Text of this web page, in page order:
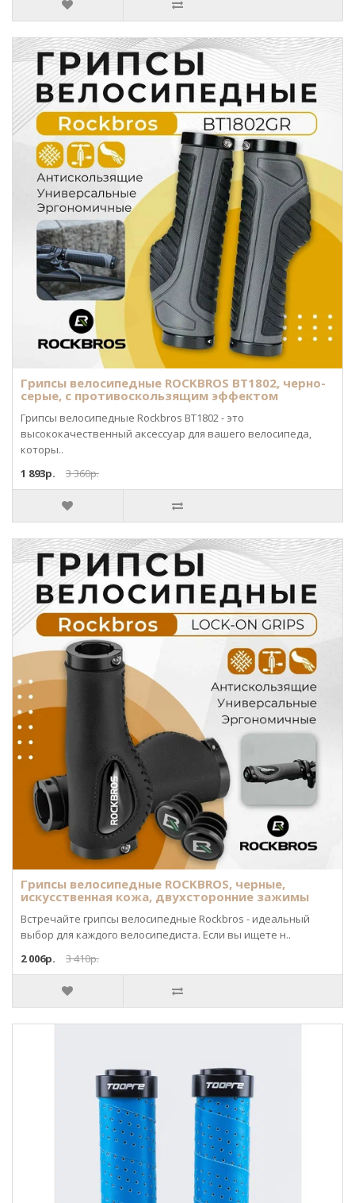
Грипсы велосипедные ROCKBROS BT1802, черно-
серые, с противоскользящим эффектом
Грипсы велосипедные Rockbros BT1802 - это
высококачественный аксессуар для вашего велосипеда,
которы..
1 893р.
3 360р.
Грипсы велосипедные ROCKBROS, черные,
искусственная кожа, двухсторонние зажимы
Встречайте грипсы велосипедные Rockbros - идеальный
выбор для каждого велосипедиста. Если вы ищете н..
2 006р.
3 410р.